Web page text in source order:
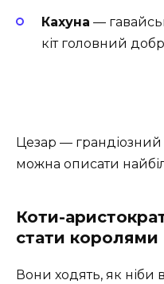
Кахуна —
кіт головний
Цезар —
можна описати
Коти-
стати королями
Вони ходять, як